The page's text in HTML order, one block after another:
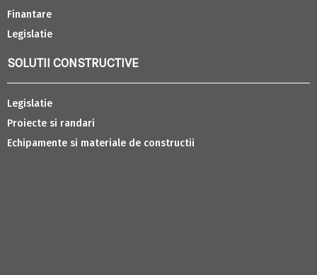
Finantare
Legislatie
SOLUTII CONSTRUCTIVE
Legislatie
Proiecte si randari
Echipamente si materiale de constructii